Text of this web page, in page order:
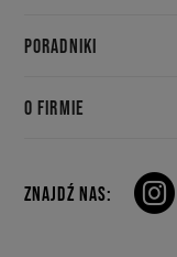
PORADNIKI
O FIRMIE
ZNAJDŹ NAS: